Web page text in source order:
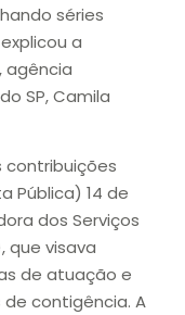
séries
a
agência
SP, Camila
contribuições
Pública) 14 de
dos Serviços
que visava
de atuação e
contigência. A